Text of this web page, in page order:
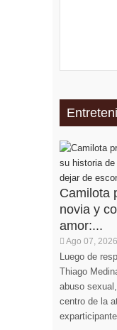
Camilota
novia y
amor:...
Ago 07, 2026
Luego de
Thiago
abuso
centro de la
exparticipante